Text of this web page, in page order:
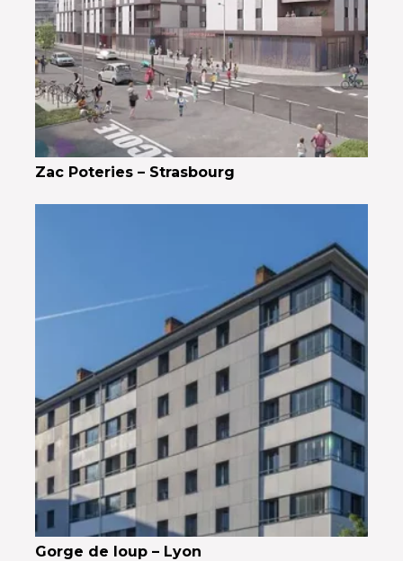
Zac Poteries – Strasbourg
Gorge de loup – Lyon